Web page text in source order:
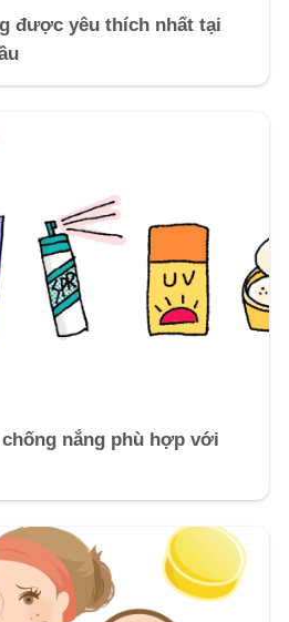
được yêu thích nhất tại
nắng phù hợp với